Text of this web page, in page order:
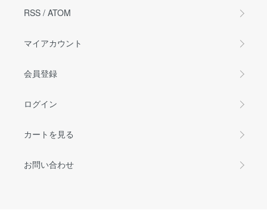
RSS / ATOM
マイアカウント
会員登録
ログイン
カートを見る
お問い合わせ